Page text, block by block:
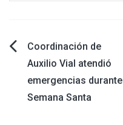
Navegación
de
entradas
Coordinación de
Auxilio Vial atendió
emergencias durante
Semana Santa